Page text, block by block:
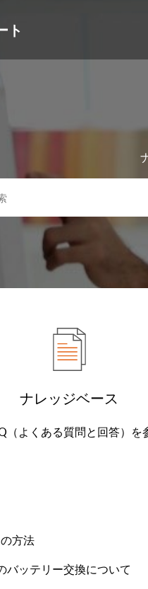
ト
ナレッジベース
（よくある質問と回答）を
方法
バッテリー交換について